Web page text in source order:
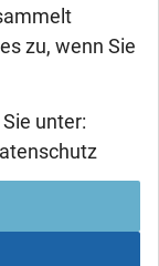
zu, wenn Sie
unter:
nach